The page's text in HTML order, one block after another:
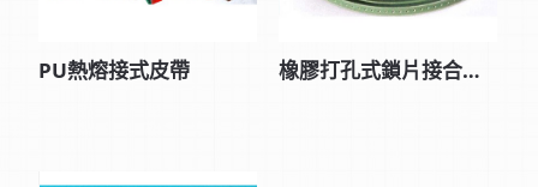
PU熱熔接式皮帶 橡膠打孔式鎖片接合皮帶